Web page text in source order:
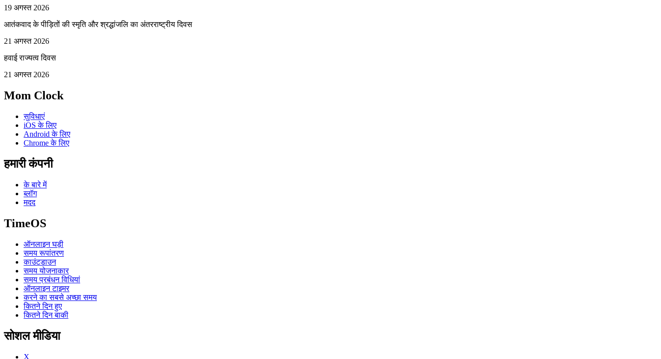
19 अगस्त 2026
आतंकवाद के पीड़ितों की स्मृति और श्रद्धांजलि का अंतरराष्ट्रीय दिवस
21 अगस्त 2026
हवाई राज्यत्व दिवस
21 अगस्त 2026
Mom Clock
सुविधाएं
iOS के लिए
Android के लिए
Chrome के लिए
हमारी कंपनी
के बारे में
ब्लॉग
मदद
TimeOS
ऑनलाइन घड़ी
समय रूपांतरण
काउंटडाउन
समय योजनाकार
समय प्रबंधन विधियां
ऑनलाइन टाइमर
करने का सबसे अच्छा समय
कितने दिन हुए
कितने दिन बाकी
सोशल मीडिया
X